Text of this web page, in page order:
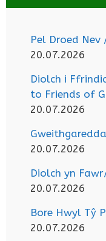
Pel Droed Nev
20.07.2026
Diolch i
to Friends of
20.07.2026
20.07.2026
Diolch yn
20.07.2026
Bore Hwyl Tŷ
20.07.2026